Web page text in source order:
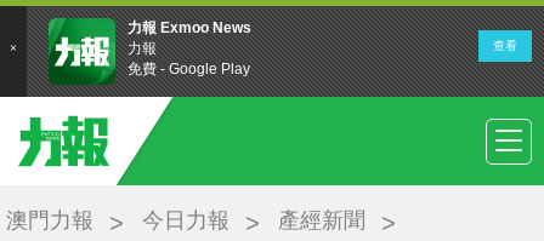
澳門力報 今日力報 產經新聞